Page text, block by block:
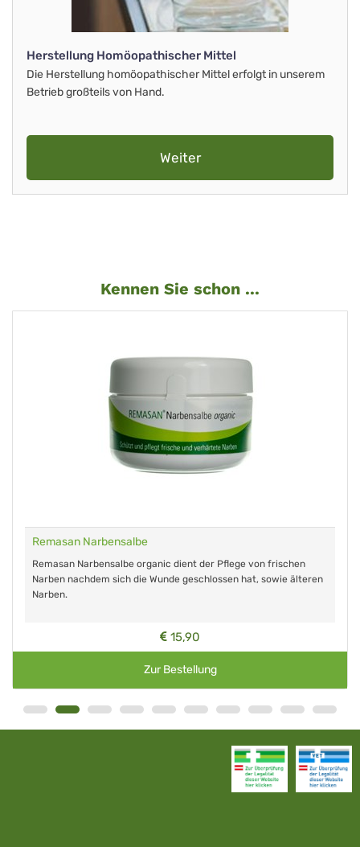
Herstellung Homöopathischer Mittel
Die Herstellung homöopathischer Mittel erfolgt in unserem
Betrieb großteils von Hand.
Weiter
Kennen Sie schon ...
Remasan Narbensalbe
Remasan Narbensalbe organic dient der Pflege von frischen
Narben nachdem sich die Wunde geschlossen hat, sowie älteren
Narben.
15,90
Zur Bestellung